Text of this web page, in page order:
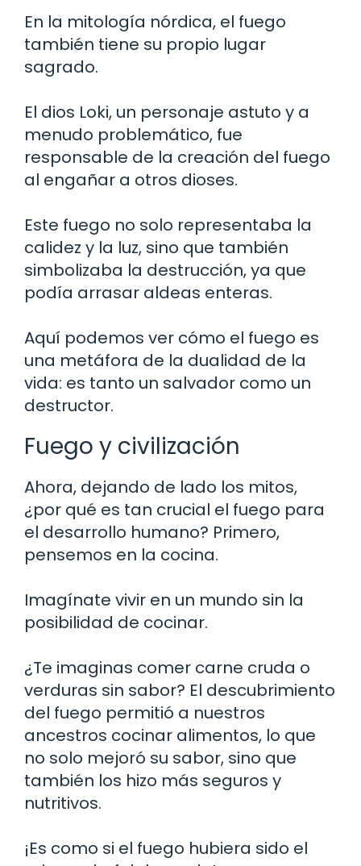
En la mitología nórdica, el fuego
también tiene su propio lugar
sagrado.
El dios Loki, un personaje astuto y a
menudo problemático, fue
responsable de la creación del fuego
al engañar a otros dioses.
Este fuego no solo representaba la
calidez y la luz, sino que también
simbolizaba la destrucción, ya que
podía arrasar aldeas enteras.
Aquí podemos ver cómo el fuego es
una metáfora de la dualidad de la
vida: es tanto un salvador como un
destructor.
Fuego y civilización
Ahora, dejando de lado los mitos,
¿por qué es tan crucial el fuego para
el desarrollo humano? Primero,
pensemos en la cocina.
Imagínate vivir en un mundo sin la
posibilidad de cocinar.
¿Te imaginas comer carne cruda o
verduras sin sabor? El descubrimiento
del fuego permitió a nuestros
ancestros cocinar alimentos, lo que
no solo mejoró su sabor, sino que
también los hizo más seguros y
nutritivos.
¡Es como si el fuego hubiera sido el